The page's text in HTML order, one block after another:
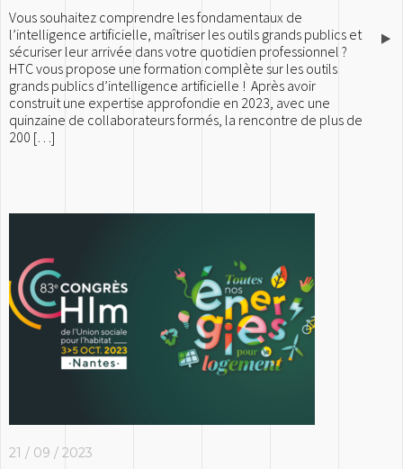
Vous souhaitez comprendre les fondamentaux de
l’intelligence artificielle, maîtriser les outils grands publics et
sécuriser leur arrivée dans votre quotidien professionnel ?
HTC vous propose une formation complète sur les outils
grands publics d’intelligence artificielle ! Après avoir
construit une expertise approfondie en 2023, avec une
quinzaine de collaborateurs formés, la rencontre de plus de
200 […]
21 / 09 / 2023